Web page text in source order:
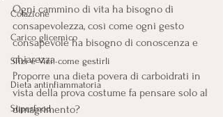
Colazione
Carico glicemico
Sfizi e Vizi: come gestirli
Dieta antinfiammatoria
Superfood
Ogni cammino di vita ha bisogno di
consapevolezza, così come ogni gesto
consapevole ha bisogno di conoscenza e
chiarezza.
Proporre una dieta povera di carboidrati in
vista della prova costume fa pensare solo al
dimagrimento?